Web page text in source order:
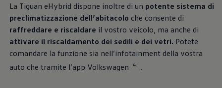
La Tiguan eHybrid dispone inoltre di un potente sistema di
preclimatizzazione dell’abitacolo che consente di
raffreddare e riscaldare il vostro veicolo, ma anche di
attivare il riscaldamento dei sedili e dei vetri. Potete
comandare la funzione sia nell’infotainment della vostra
auto che tramite l’app Volkswagen 4 .